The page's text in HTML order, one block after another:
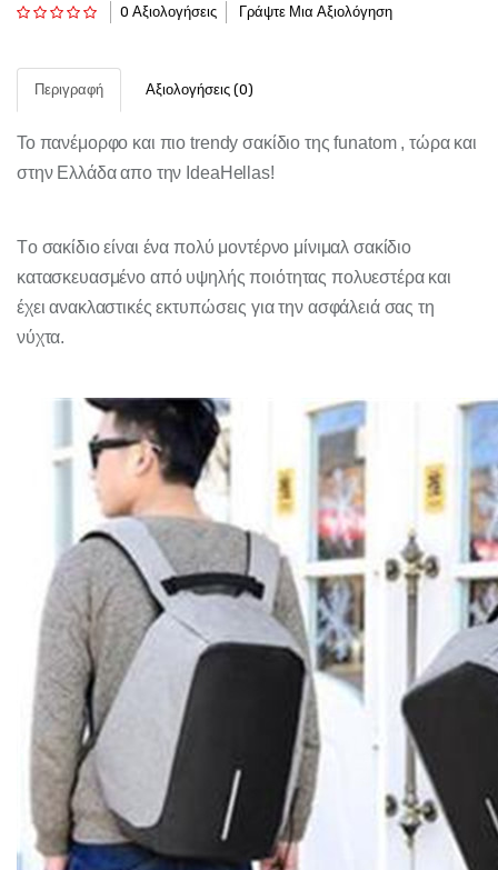
0 Αξιολογήσεις Γράψτε Μια Αξιολόγηση
Περιγραφή Αξιολογήσεις (0)
Το πανέμορφο και πιο trendy σακίδιο της funatom , τώρα και
στην Ελλάδα απο την IdeaHellas!
Tο σακίδιο είναι ένα πολύ μοντέρνο μίνιμαλ σακίδιο
κατασκευασμένο από υψηλής ποιότητας πολυεστέρα και
έχει ανακλαστικές εκτυπώσεις για την ασφάλειά σας τη
νύχτα.